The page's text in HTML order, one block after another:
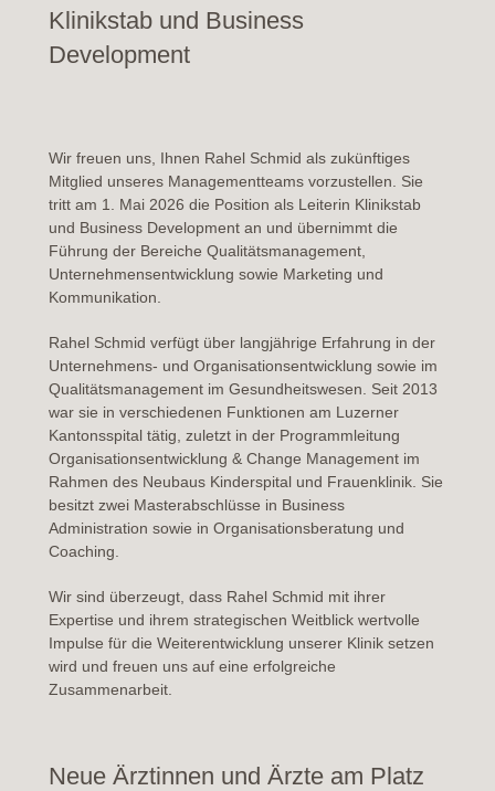
Klinikstab und Business
Development
Wir freuen uns, Ihnen Rahel Schmid als zukünftiges
Mitglied unseres Managementteams vorzustellen. Sie
tritt am 1. Mai 2026 die Position als Leiterin Klinikstab
und Business Development an und übernimmt die
Führung der Bereiche Qualitätsmanagement,
Unternehmensentwicklung sowie Marketing und
Kommunikation.
Rahel Schmid verfügt über langjährige Erfahrung in der
Unternehmens- und Organisationsentwicklung sowie im
Qualitätsmanagement im Gesundheitswesen. Seit 2013
war sie in verschiedenen Funktionen am Luzerner
Kantonsspital tätig, zuletzt in der Programmleitung
Organisationsentwicklung & Change Management im
Rahmen des Neubaus Kinderspital und Frauenklinik. Sie
besitzt zwei Masterabschlüsse in Business
Administration sowie in Organisationsberatung und
Coaching.
Wir sind überzeugt, dass Rahel Schmid mit ihrer
Expertise und ihrem strategischen Weitblick wertvolle
Impulse für die Weiterentwicklung unserer Klinik setzen
wird und freuen uns auf eine erfolgreiche
Zusammenarbeit.
Neue Ärztinnen und Ärzte am Platz